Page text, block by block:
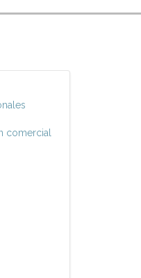
comercial